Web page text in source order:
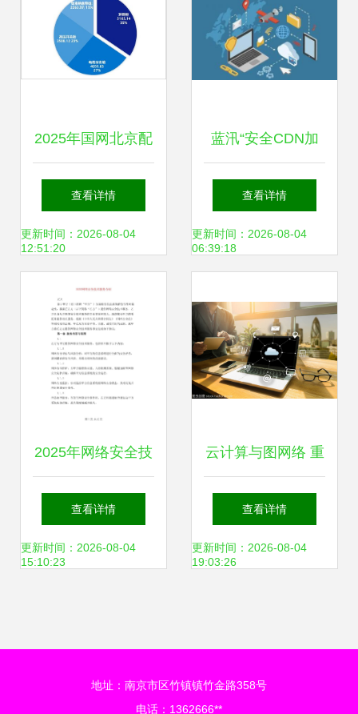
2025年国网北京配
网协议库存3批中
标落幕 1.8亿市场
络技术服务新风向
查看详情
更新时间：2026-08-04
12:51:20
蓝汛“安全CDN加
速解决方案”助力网
络安全与技术服务
查看详情
更新时间：2026-08-04
06:39:18
2025年网络安全技
术服务合同 构建数
字时代的安全堡垒
查看详情
更新时间：2026-08-04
15:10:23
云计算与图网络 重
塑数据存储与技术
服务的新范式
查看详情
更新时间：2026-08-04
19:03:26
地址：南京市区竹镇镇竹金路358号
电话：1362666**